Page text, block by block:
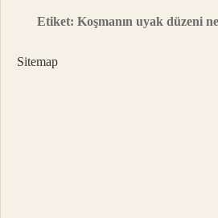
Etiket:Koşmanın uyak düzeni
Sitemap